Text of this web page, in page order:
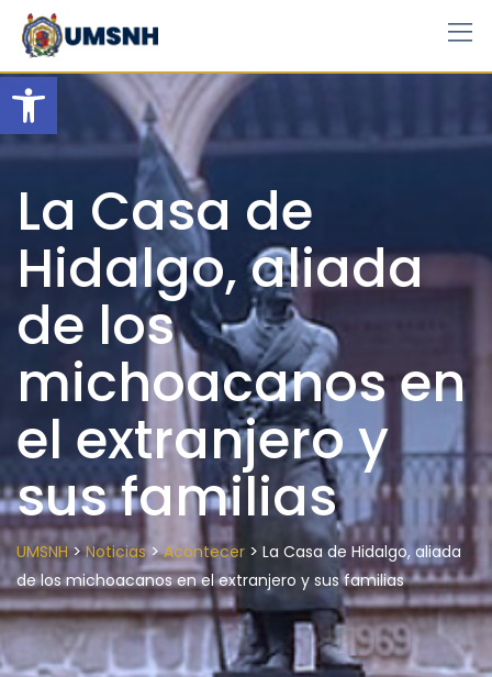
Open toolbar
Skip
content
La Casa de
Hidalgo, aliada
de los
michoacanos en
el extranjero y
sus familias
UMSNH>Noticias>Acontecer > La Casa de Hidalgo, aliada
de los michoacanos en el extranjero y sus familias